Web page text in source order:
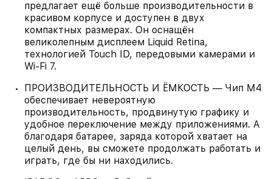
предлагает ещё больше производительности в
красивом корпусе и доступен в двух
компактных размерах. Он оснащён
великолепным дисплеем Liquid Retina,
технологией Touch ID, передовыми камерами и
Wi-Fi 7.
ПРОИЗВОДИТЕЛЬНОСТЬ И ËМКОСТЬ — Чип M4
обеспечивает невероятную
производительность, продвинутую графику и
удобное переключение между приложениями. А
благодаря батарее, заряда которой хватает на
целый день, вы сможете продолжать работать и
играть, где бы ни находились.